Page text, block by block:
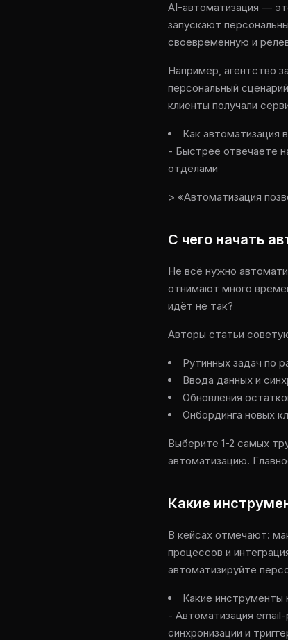
AI-автоматизация —
запускают
своевременную и
Например, агентство
персональный
клиенты получали
Как автоматизация
- Быстрее отвечаете
отделами
> «Автоматизация
С чего начать
Не всё нужно
отнимают много
идёт не так?
Авторы статьи
Рутинных задач по
Ввода данных и
Обновления
Онбординга новых
Выберите 1-2 самых
автоматизацию.
Какие
В кейсах отмечают:
процессов и
автоматизируйте
Какие инструменты
- Автоматизация
синхронизации и